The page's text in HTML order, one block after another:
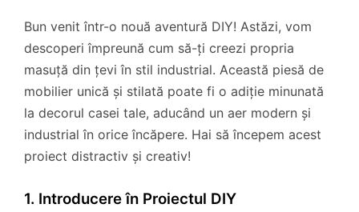
Bun venit într-o nouă aventură DIY! Astăzi, vom
descoperi împreună cum să-ți creezi propria
masuță din țevi în stil industrial. Această piesă de
mobilier unică și stilată poate fi o adiție minunată
la decorul casei tale, aducând un aer modern și
industrial în orice încăpere. Hai să începem acest
proiect distractiv și creativ!
1. Introducere în Proiectul DIY